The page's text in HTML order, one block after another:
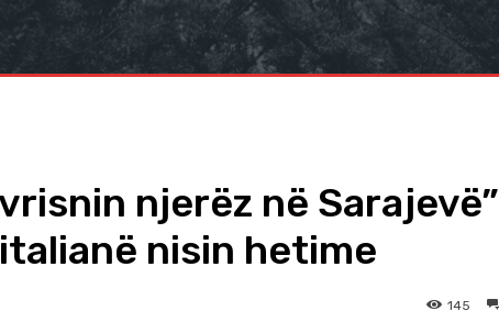
njerëz në Sarajevë”
nisin hetime
145